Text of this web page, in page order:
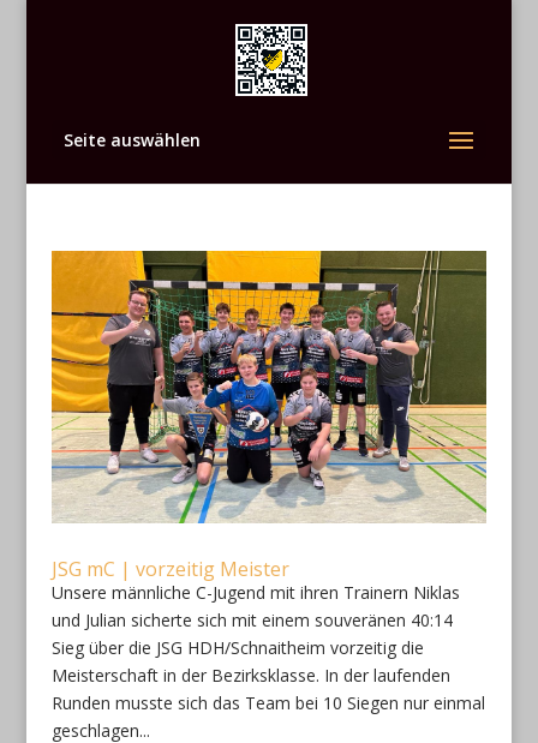
Seite auswählen
JSG mC | vorzeitig Meister
Unsere männliche C-Jugend mit ihren Trainern Niklas
und Julian sicherte sich mit einem souveränen 40:14
Sieg über die JSG HDH/Schnaitheim vorzeitig die
Meisterschaft in der Bezirksklasse. In der laufenden
Runden musste sich das Team bei 10 Siegen nur einmal
geschlagen...